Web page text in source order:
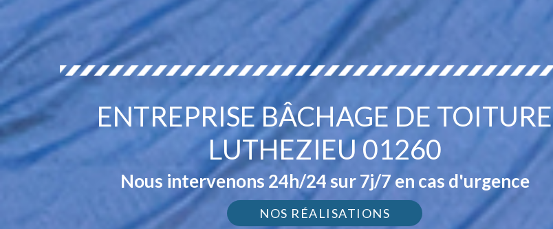
ENTREPRISE BÂCHAGE DE TOITURE
LUTHEZIEU 01260
Nous intervenons 24h/24 sur 7j/7 en cas d'urgence
NOS RÉALISATIONS